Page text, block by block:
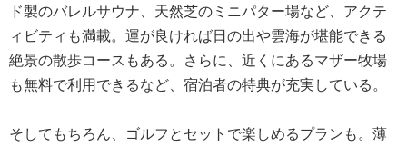
ド製のバレルサウナ、天然芝のミニパター場など、アクテ
ィビティも満載。運が良ければ日の出や雲海が堪能できる
絶景の散歩コースもある。さらに、近くにあるマザー牧場
も無料で利用できるなど、宿泊者の特典が充実している。
そしてもちろん、ゴルフとセットで楽しめるプランも。薄